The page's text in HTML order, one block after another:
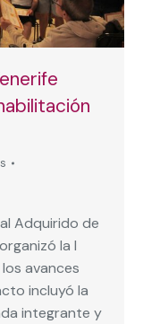
Adquirido de
la I
avances
incluyó la
integrante y